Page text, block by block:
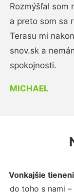
Rozmýšľal som
a preto som sa
Terasu mi
snov.sk a
spokojnosti.
MICHAEL
Vonkajšie
do toho s nami –